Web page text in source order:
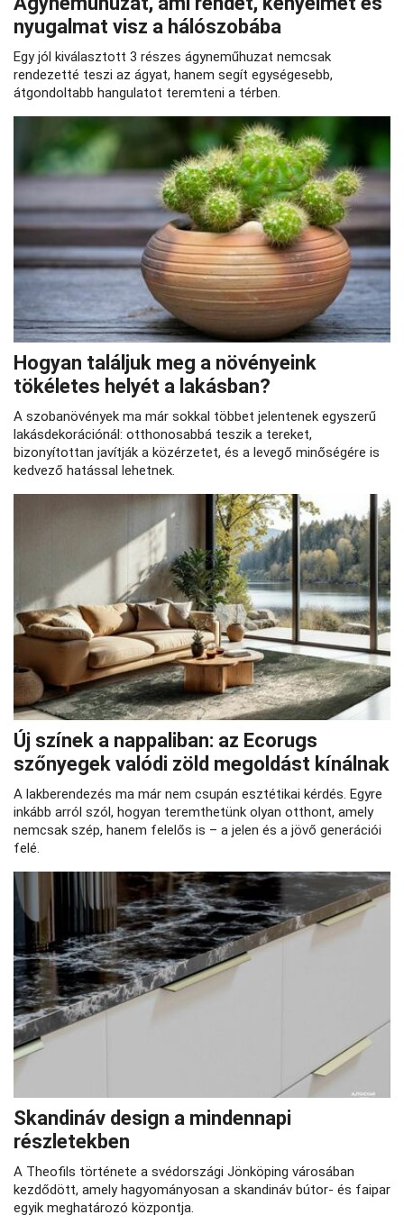
nyugalmat visz a hálószobába
Egy jól kiválasztott 3 részes ágyneműhuzat nemcsak
rendezetté teszi az ágyat, hanem segít egységesebb,
átgondoltabb hangulatot teremteni a térben.
Hogyan találjuk meg a növényeink
tökéletes helyét a lakásban?
A szobanövények ma már sokkal többet jelentenek egyszerű
lakásdekorációnál: otthonosabbá teszik a tereket,
bizonyítottan javítják a közérzetet, és a levegő minőségére is
kedvező hatással lehetnek.
Új színek a nappaliban: az Ecorugs
szőnyegek valódi zöld megoldást kínálnak
A lakberendezés ma már nem csupán esztétikai kérdés. Egyre
inkább arról szól, hogyan teremthetünk olyan otthont, amely
nemcsak szép, hanem felelős is – a jelen és a jövő generációi
felé.
Skandináv design a mindennapi
részletekben
A Theofils története a svédországi Jönköping városában
kezdődött, amely hagyományosan a skandináv bútor- és faipar
egyik meghatározó központja.